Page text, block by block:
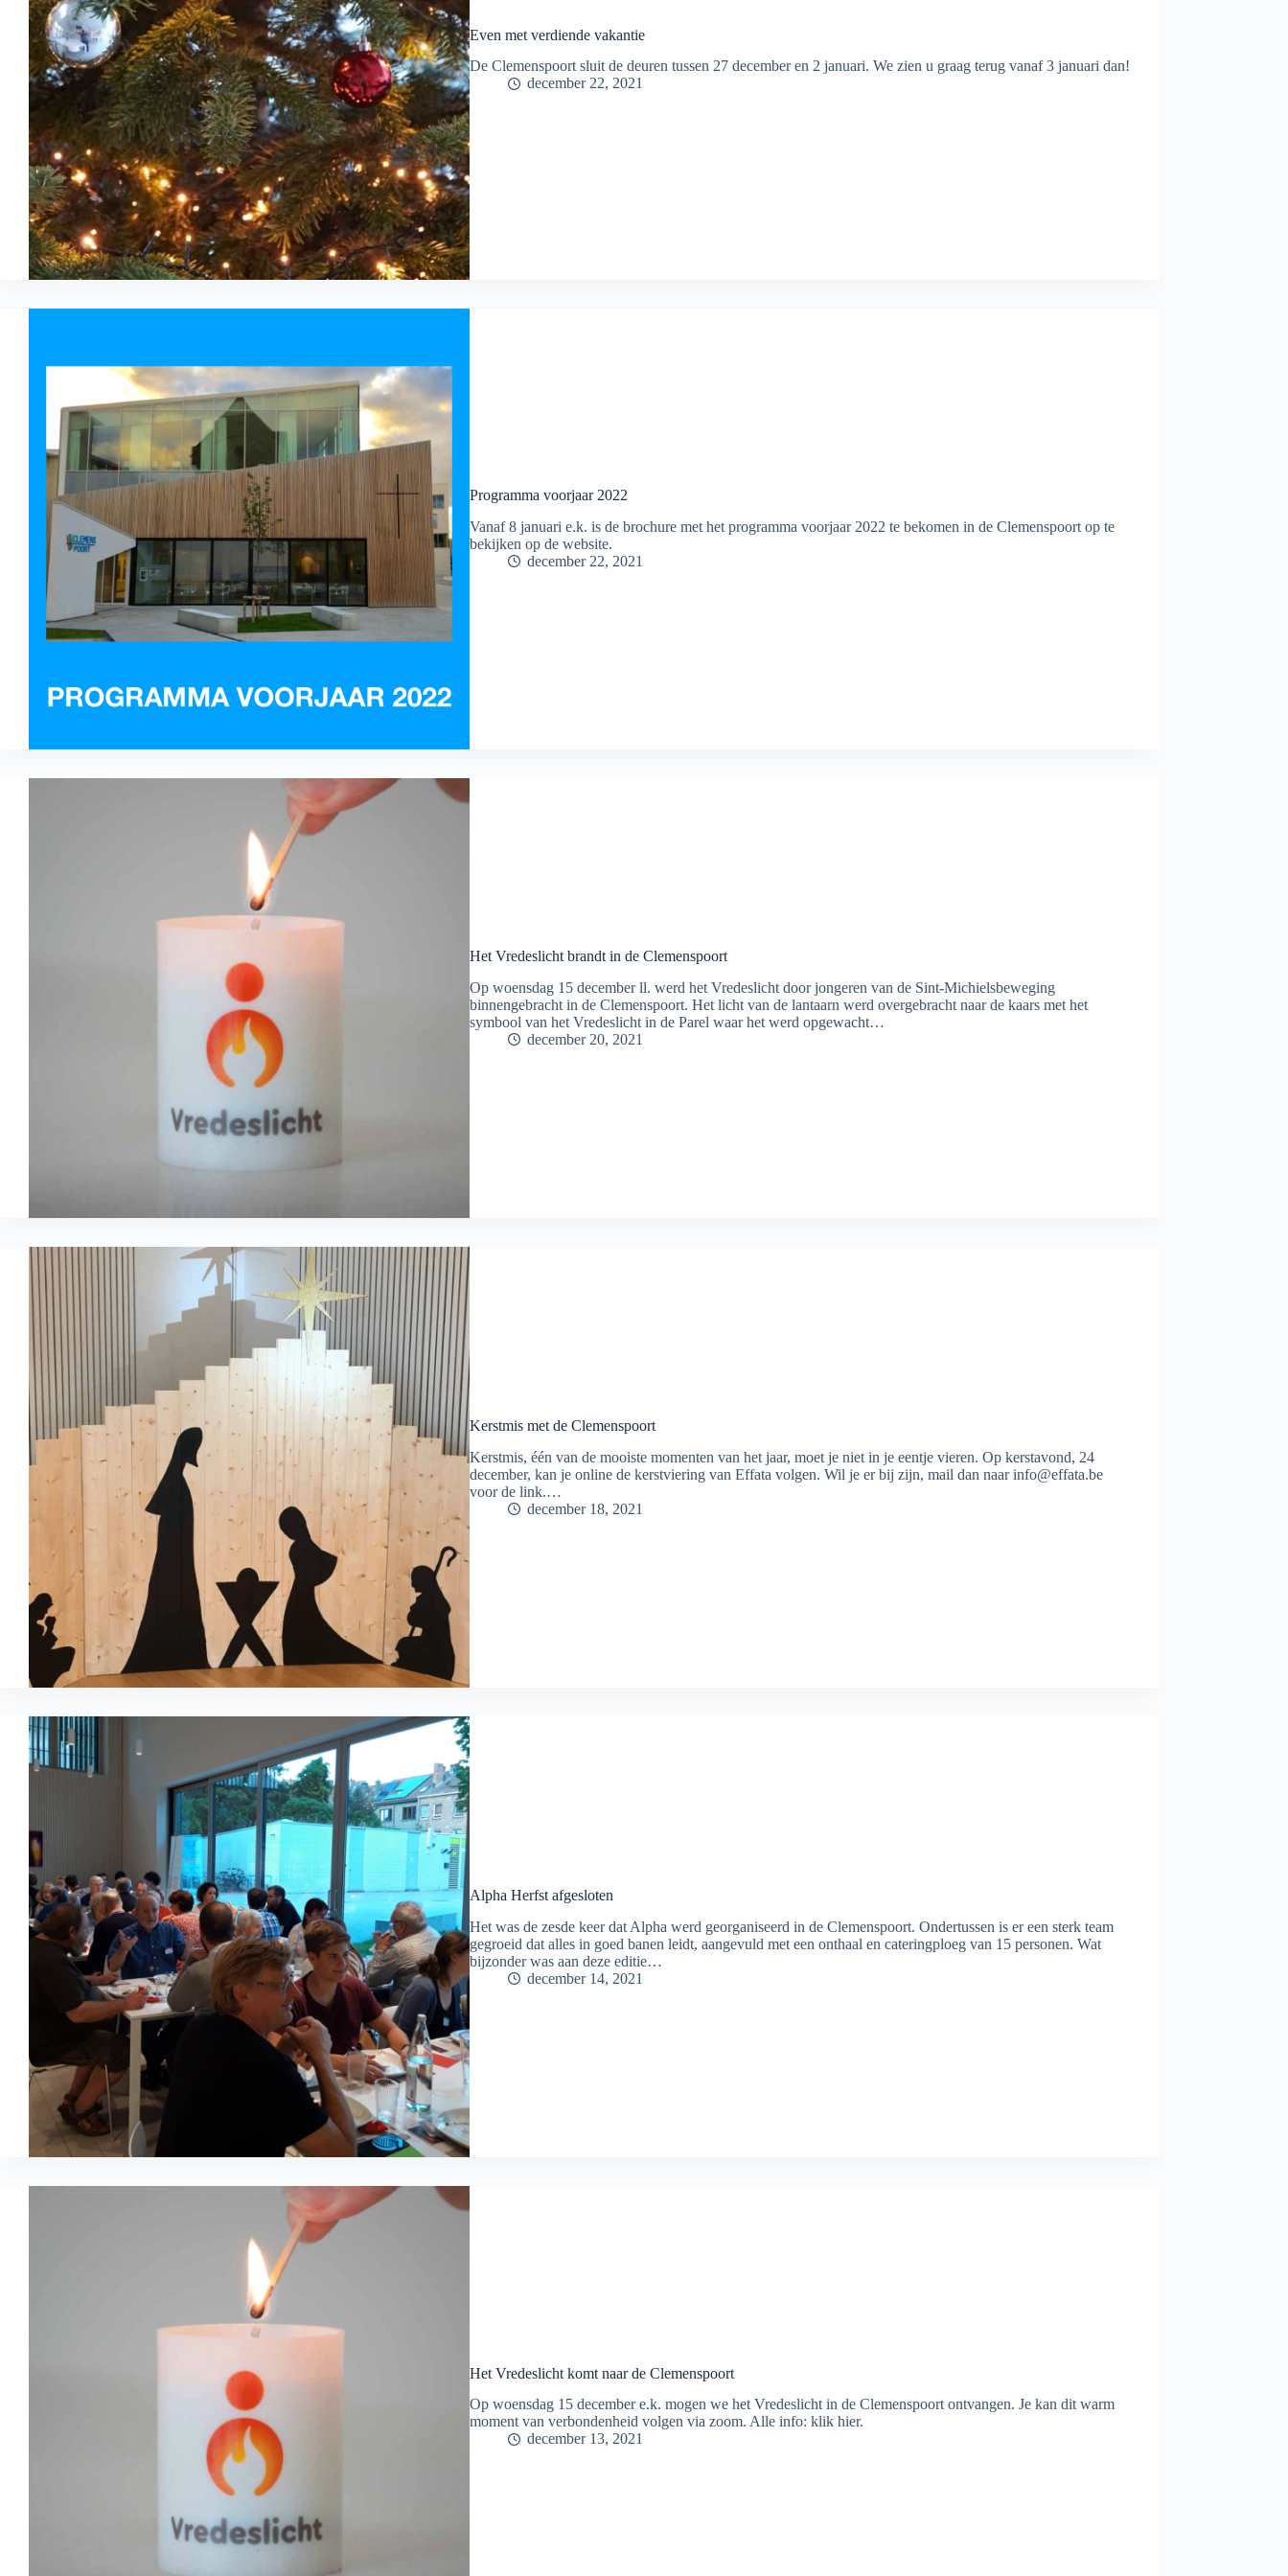
Even met verdiende vakantie
De Clemenspoort sluit de deuren tussen 27 december en 2 januari. We zien u graag terug vanaf 3 januari dan!
december 22, 2021
Programma voorjaar 2022
Vanaf 8 januari e.k. is de brochure met het programma voorjaar 2022 te bekomen in de Clemenspoort op te
bekijken op de website.
december 22, 2021
Het Vredeslicht brandt in de Clemenspoort
Op woensdag 15 december ll. werd het Vredeslicht door jongeren van de Sint-Michielsbeweging
binnengebracht in de Clemenspoort. Het licht van de lantaarn werd overgebracht naar de kaars met het
symbool van het Vredeslicht in de Parel waar het werd opgewacht…
december 20, 2021
Kerstmis met de Clemenspoort
Kerstmis, één van de mooiste momenten van het jaar, moet je niet in je eentje vieren. Op kerstavond, 24
december, kan je online de kerstviering van Effata volgen. Wil je er bij zijn, mail dan naar info@effata.be
voor de link.…
december 18, 2021
Alpha Herfst afgesloten
Het was de zesde keer dat Alpha werd georganiseerd in de Clemenspoort. Ondertussen is er een sterk team
gegroeid dat alles in goed banen leidt, aangevuld met een onthaal en cateringploeg van 15 personen. Wat
bijzonder was aan deze editie…
december 14, 2021
Het Vredeslicht komt naar de Clemenspoort
Op woensdag 15 december e.k. mogen we het Vredeslicht in de Clemenspoort ontvangen. Je kan dit warm
moment van verbondenheid volgen via zoom. Alle info: klik hier.
december 13, 2021